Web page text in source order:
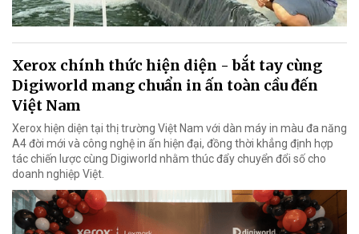
Xerox chính thức hiện diện - bắt tay cùng
Digiworld mang chuẩn in ấn toàn cầu đến
Việt Nam
Xerox hiện diện tại thị trường Việt Nam với dàn máy in màu đa năng
A4 đời mới và công nghệ in ấn hiện đại, đồng thời khẳng định hợp
tác chiến lược cùng Digiworld nhằm thúc đẩy chuyển đổi số cho
doanh nghiệp Việt.